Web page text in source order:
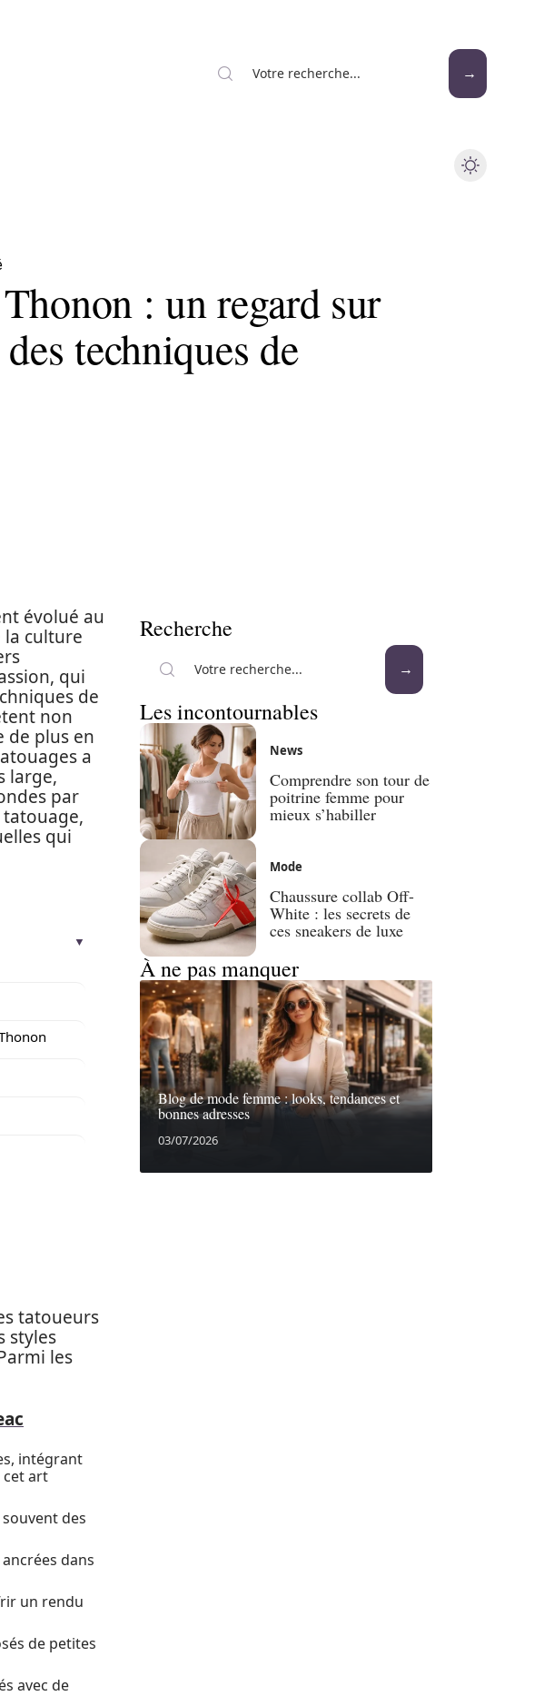
: un regard sur
techniques de
évolué au
la culture
qui
de
non
de plus en
a
large,
par
tatouage,
qui
tatoueurs
styles
les
intégrant
cet art
des
dans
un rendu
de petites
avec de
Recherche
Les incontournables
News
Comprendre son tour de
poitrine femme pour
mieux s’habiller
Mode
Chaussure collab Off-
White : les secrets de
ces sneakers de luxe
À ne pas manquer
Blog de mode femme : looks, tendances et
bonnes adresses
03/07/2026